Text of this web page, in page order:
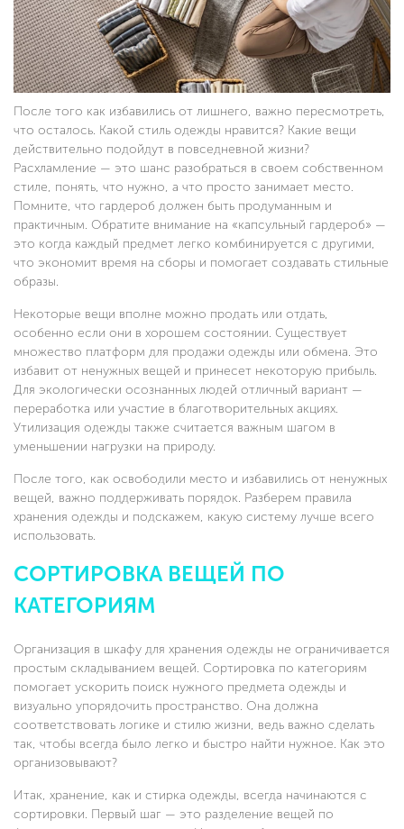
После того как избавились от лишнего, важно пересмотреть,
что осталось. Какой стиль одежды нравится? Какие вещи
действительно подойдут в повседневной жизни?
Расхламление — это шанс разобраться в своем собственном
стиле, понять, что нужно, а что просто занимает место.
Помните, что гардероб должен быть продуманным и
практичным. Обратите внимание на «капсульный гардероб» —
это когда каждый предмет легко комбинируется с другими,
что экономит время на сборы и помогает создавать стильные
образы.
Некоторые вещи вполне можно продать или отдать,
особенно если они в хорошем состоянии. Существует
множество платформ для продажи одежды или обмена. Это
избавит от ненужных вещей и принесет некоторую прибыль.
Для экологически осознанных людей отличный вариант —
переработка или участие в благотворительных акциях.
Утилизация одежды также считается важным шагом в
уменьшении нагрузки на природу.
После того, как освободили место и избавились от ненужных
вещей, важно поддерживать порядок. Разберем правила
хранения одежды и подскажем, какую систему лучше всего
использовать.
СОРТИРОВКА ВЕЩЕЙ ПО
КАТЕГОРИЯМ
Организация в шкафу для хранения одежды не ограничивается
простым складыванием вещей. Сортировка по категориям
помогает ускорить поиск нужного предмета одежды и
визуально упорядочить пространство. Она должна
соответствовать логике и стилю жизни, ведь важно сделать
так, чтобы всегда было легко и быстро найти нужное. Как это
организовывают?
Итак, хранение, как и стирка одежды, всегда начинаются с
сортировки. Первый шаг — это разделение вещей по